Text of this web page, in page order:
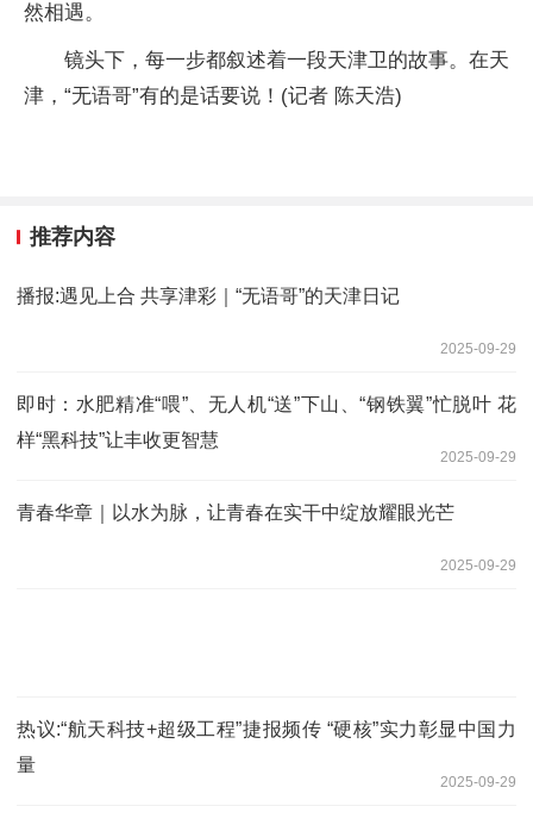
然相遇。
镜头下，每一步都叙述着一段天津卫的故事。在天
津，“无语哥”有的是话要说！(记者 陈天浩)
推荐内容
播报:遇见上合 共享津彩｜“无语哥”的天津日记
2025-09-29
即时：水肥精准“喂”、无人机“送”下山、“钢铁翼”忙脱叶 花
样“黑科技”让丰收更智慧
2025-09-29
青春华章｜以水为脉，让青春在实干中绽放耀眼光芒
2025-09-29
热议:“航天科技+超级工程”捷报频传 “硬核”实力彰显中国力
量
2025-09-29